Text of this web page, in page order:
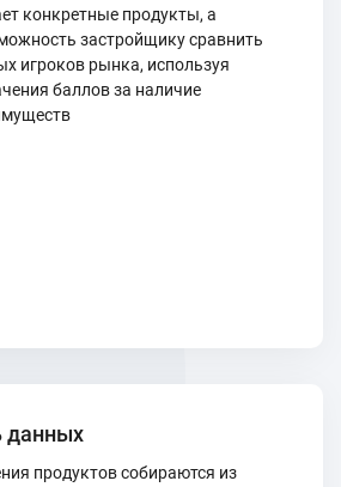
конкретные продукты, а
застройщику сравнить
игроков рынка, используя
баллов за наличие
данных
продуктов собираются из